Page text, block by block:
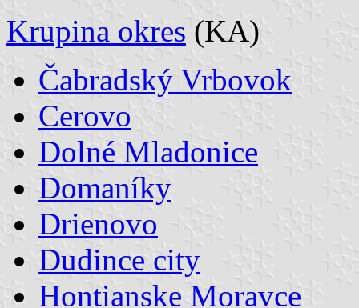
Krupina okres (KA)
Čabradský Vrbovok
Cerovo
Dolné Mladonice
Domaníky
Drienovo
Dudince city
Hontianske Moravce